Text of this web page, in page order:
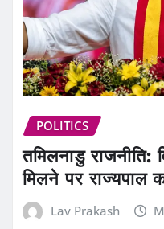
POLITICS
तमिलनाडु राजनीति:
मिलने पर राज्यपाल
Lav Prakash